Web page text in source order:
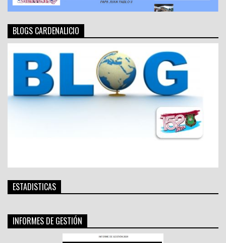
BLOGS CARDENALICIO
ESTADISTICAS
INFORMES DE GESTIÓN